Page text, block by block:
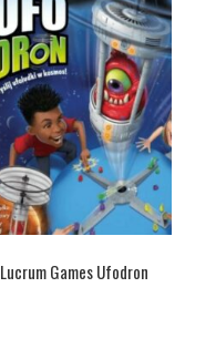
Lucrum Games Ufodron